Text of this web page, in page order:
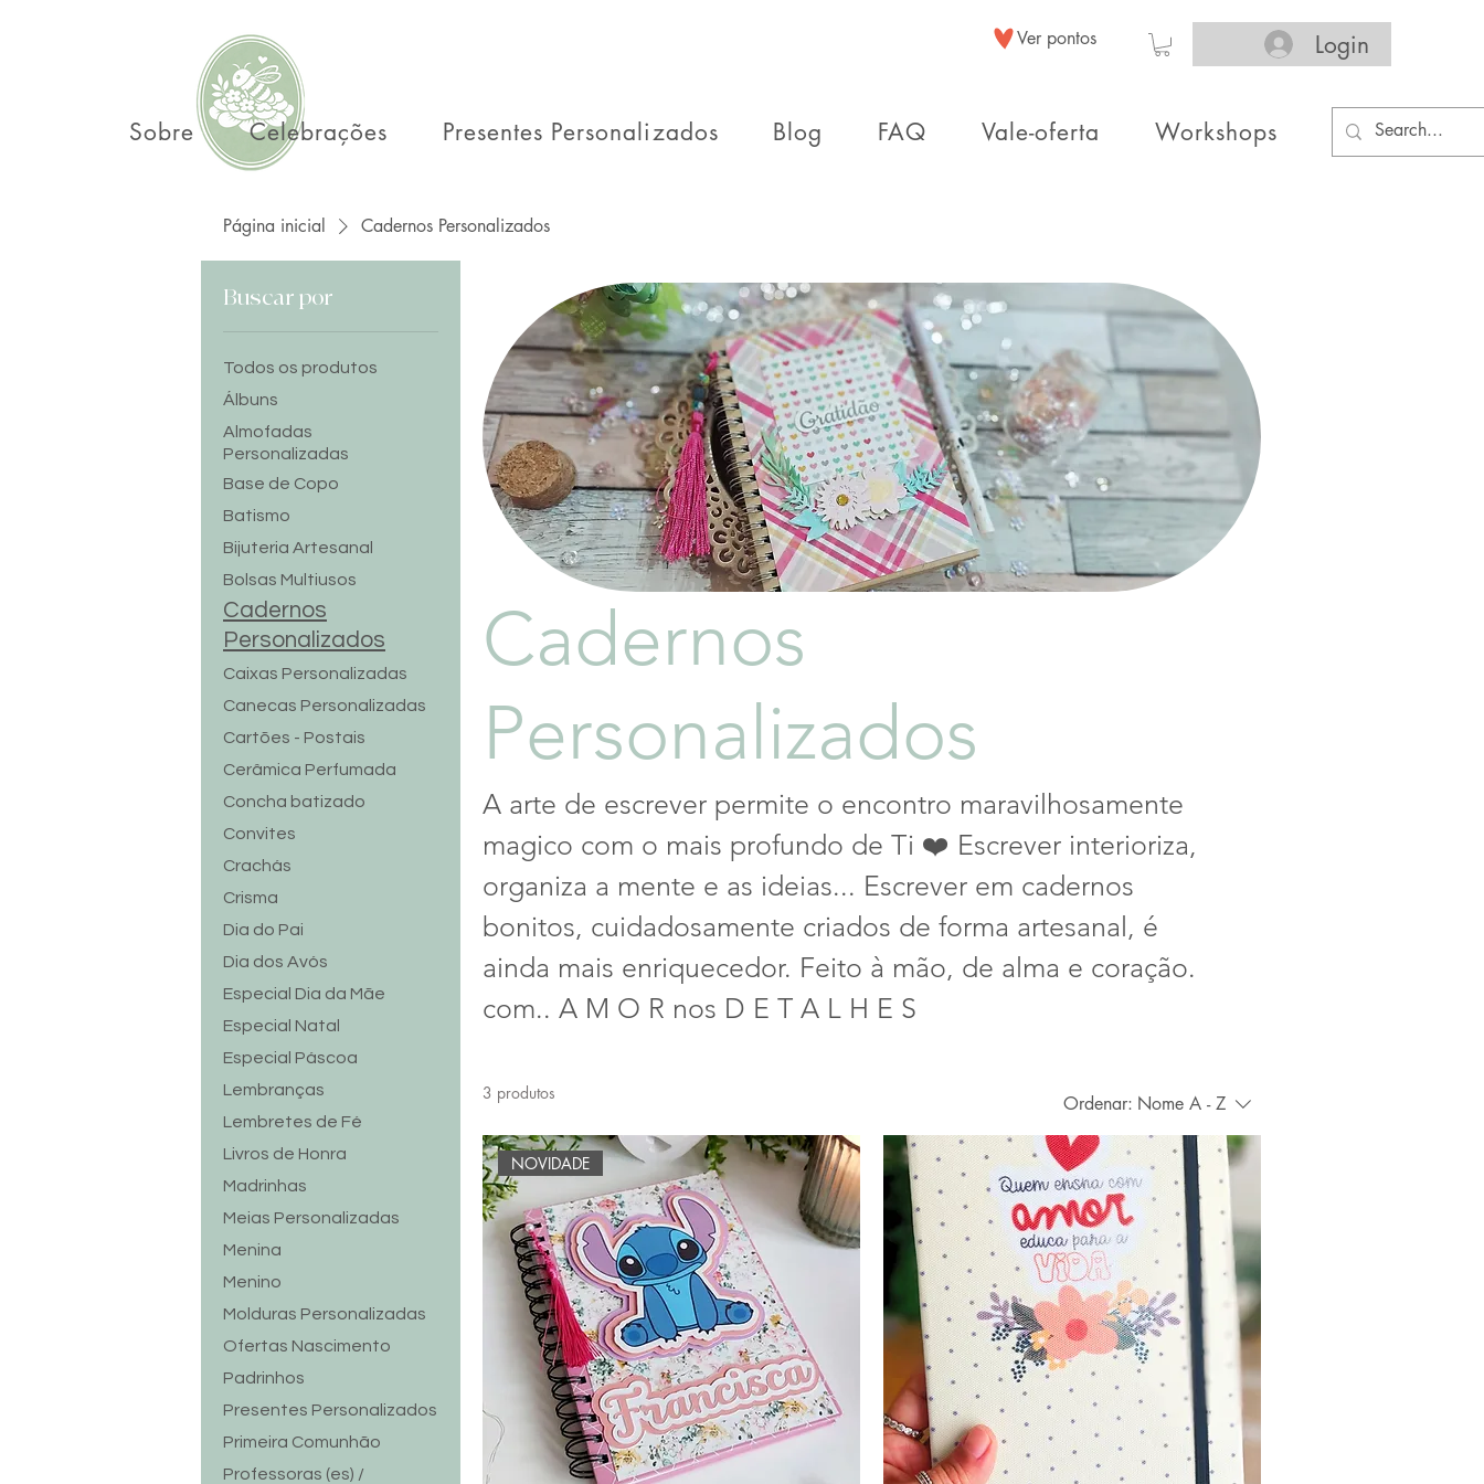
Ver pontos Login
Sobre Celebrações Presentes Personalizados Blog FAQ Vale-oferta Workshops
Página inicial Cadernos Personalizados
Buscar por
Todos os produtos
Álbuns
Almofadas
Personalizadas
Base de Copo
Batismo
Bijuteria Artesanal
Bolsas Multiusos
Cadernos
Personalizados
Caixas Personalizadas
Canecas Personalizadas
Cartões - Postais
Cerâmica Perfumada
Concha batizado
Convites
Crachás
Crisma
Dia do Pai
Dia dos Avós
Especial Dia da Mãe
Especial Natal
Especial Páscoa
Lembranças
Lembretes de Fé
Livros de Honra
Madrinhas
Meias Personalizadas
Menina
Menino
Molduras Personalizadas
Ofertas Nascimento
Padrinhos
Presentes Personalizados
Primeira Comunhão
Professoras (es) /
Cadernos
Personalizados
A arte de escrever permite o encontro maravilhosamente
magico com o mais profundo de Ti ❤️ Escrever interioriza,
organiza a mente e as ideias... Escrever em cadernos
bonitos, cuidadosamente criados de forma artesanal, é
ainda mais enriquecedor. Feito à mão, de alma e coração.
com.. A M O R nos D E T A L H E S
3 produtos Ordenar: Nome A - Z
NOVIDADE